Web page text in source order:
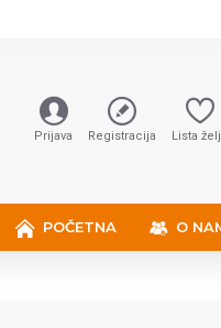
Prijava Registracija Lista
POČETNA O